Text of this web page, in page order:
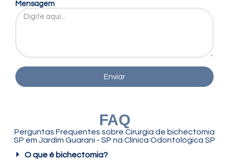
Mensagem
Enviar
FAQ
Perguntas Frequentes sobre Cirurgia de bichectomia
SP em Jardim Guarani - SP na Clínica Odontológica SP
O que é bichectomia?